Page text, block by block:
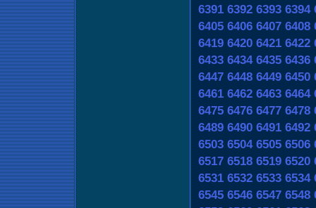
6391 6392 6393 6394
6405 6406 6407 6408
6419 6420 6421 6422
6433 6434 6435 6436
6447 6448 6449 6450
6461 6462 6463 6464
6475 6476 6477 6478
6489 6490 6491 6492
6503 6504 6505 6506
6517 6518 6519 6520
6531 6532 6533 6534
6545 6546 6547 6548